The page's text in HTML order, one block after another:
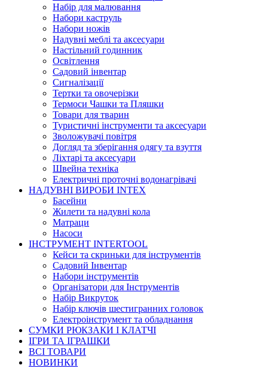
Набір для малювання
Набори каструль
Набори ножів
Надувні меблі та аксесуари
Настільний годинник
Освітлення
Садовий інвентар
Сигналізації
Тертки та овочерізки
Термоси Чашки та Пляшки
Товари для тварин
Туристичні інструменти та аксесуари
Зволожувачі повітря
Догляд та зберігання одягу та взуття
Ліхтарі та аксесуари
Швейна техніка
Електричні проточні водонагрівачі
НАДУВНІ ВИРОБИ INTEX
Басейни
Жилети та надувні кола
Матраци
Насоси
ІНСТРУМЕНТ INTERTOOL
Кейси та скриньки для інструментів
Садовий Інвентар
Набори інструментів
Організатори для Інструментів
Набір Викруток
Набір ключів шестигранних головок
Електроінструмент та обладнання
СУМКИ РЮКЗАКИ І КЛАТЧІ
ІГРИ ТА ІГРАШКИ
ВСІ ТОВАРИ
НОВИНКИ